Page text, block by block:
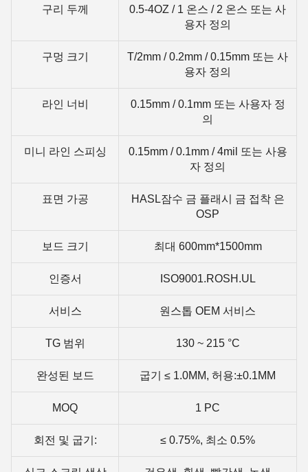
구리 두께
0.5-4OZ / 1 온스 / 2 온스 또는 사
용자 정의
구멍 크기
T/2mm / 0.2mm / 0.15mm 또는 사
용자 정의
라인 너비
0.15mm / 0.1mm 또는 사용자 정
의
미니 라인 스피싱
0.15mm / 0.1mm / 4mil 또는 사용
자 정의
표면 가공
HASL잠수 금 플래시 금 접착 은
OSP
보드 크기 최대 600mm*1500mm
인증서 ISO9001.ROSH.UL
서비스 원스톱 OEM 서비스
TG 범위 130 ~ 215 °C
완성된 보드 굽기 ≤ 1.0MM, 허용:±0.1MM
MOQ 1 PC
회전 및 굽기: ≤ 0.75%, 최소 0.5%